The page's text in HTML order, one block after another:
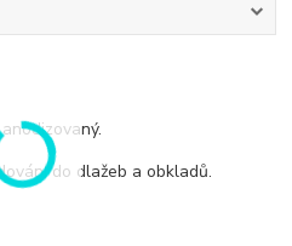
do dlažeb a obkladů.